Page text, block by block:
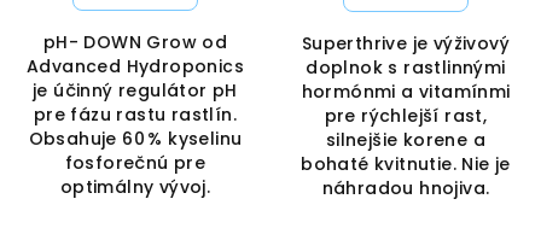
pH- DOWN Grow od
Advanced Hydroponics
je účinný regulátor pH
pre fázu rastu rastlín.
Obsahuje 60 % kyselinu
fosforečnú pre
optimálny vývoj.
Superthrive je výživový
doplnok s rastlinnými
hormónmi a vitamínmi
pre rýchlejší rast,
silnejšie korene a
bohaté kvitnutie. Nie je
náhradou hnojiva.